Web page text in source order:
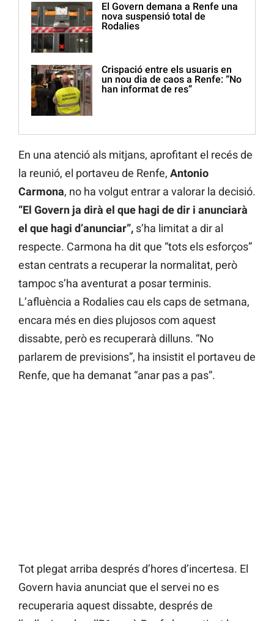
El Govern demana a Renfe una
nova suspensió total de
Rodalies
Crispació entre els usuaris en
un nou dia de caos a Renfe: “No
han informat de res”
En una atenció als mitjans, aprofitant el recés de
la reunió, el portaveu de Renfe, Antonio
Carmona, no ha volgut entrar a valorar la decisió.
“El Govern ja dirà el que hagi de dir i anunciarà
el que hagi d’anunciar”, s’ha limitat a dir al
respecte. Carmona ha dit que “tots els esforços”
estan centrats a recuperar la normalitat, però
tampoc s’ha aventurat a posar terminis.
L’afluència a Rodalies cau els caps de setmana,
encara més en dies plujosos com aquest
dissabte, però es recuperarà dilluns. “No
parlarem de previsions”, ha insistit el portaveu de
Renfe, que ha demanat “anar pas a pas”.
Tot plegat arriba després d’hores d’incertesa. El
Govern havia anunciat que el servei no es
recuperaria aquest dissabte, després de